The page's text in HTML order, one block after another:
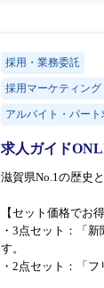
採用・業務委託
採用マーケティン
アルバイト・パート
求人ガイド
滋賀県No.1の歴史
【セット価格でお
・3点セット：「
す。
・2点セット：「